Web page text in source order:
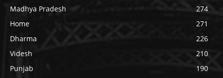
Madhya Pradesh
274
Home
271
Dharma
226
Videsh
210
Punjab
190